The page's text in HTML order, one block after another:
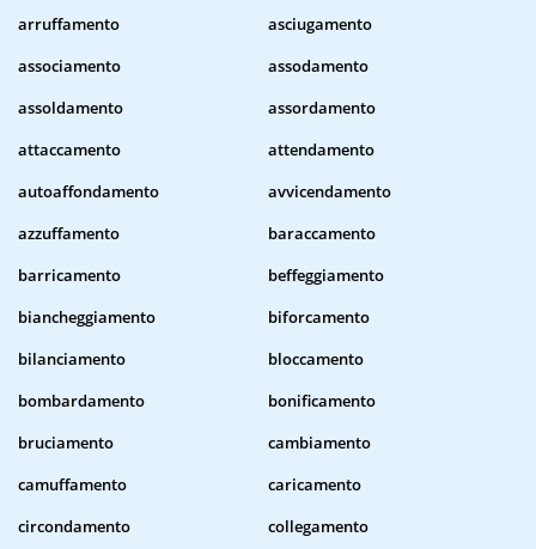
arruffamento
asciugamento
associamento
assodamento
assoldamento
assordamento
attaccamento
attendamento
autoaffondamento
avvicendamento
azzuffamento
baraccamento
barricamento
beffeggiamento
biancheggiamento
biforcamento
bilanciamento
bloccamento
bombardamento
bonificamento
bruciamento
cambiamento
camuffamento
caricamento
circondamento
collegamento